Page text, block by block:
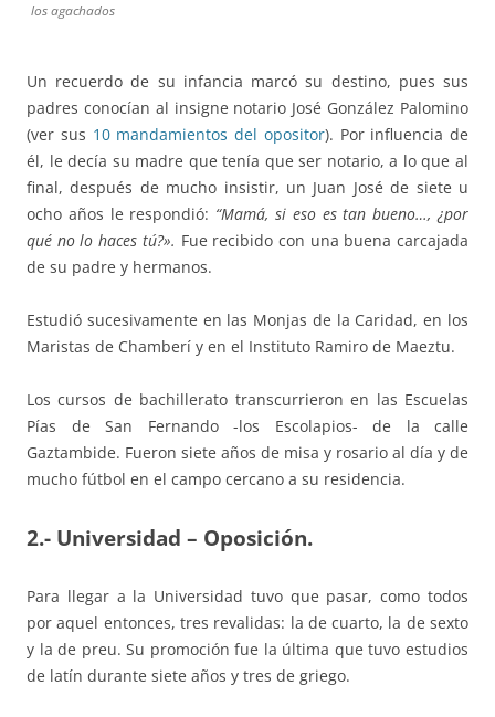
los agachados
Un recuerdo de su infancia marcó su destino, pues sus
padres conocían al insigne notario José González Palomino
(ver sus 10 mandamientos del opositor). Por influencia de
él, le decía su madre que tenía que ser notario, a lo que al
final, después de mucho insistir, un Juan José de siete u
ocho años le respondió: “Mamá, si eso es tan bueno…, ¿por
qué no lo haces tú?». Fue recibido con una buena carcajada
de su padre y hermanos.
Estudió sucesivamente en las Monjas de la Caridad, en los
Maristas de Chamberí y en el Instituto Ramiro de Maeztu.
Los cursos de bachillerato transcurrieron en las Escuelas
Pías de San Fernando -los Escolapios- de la calle
Gaztambide. Fueron siete años de misa y rosario al día y de
mucho fútbol en el campo cercano a su residencia.
2.- Universidad – Oposición.
Para llegar a la Universidad tuvo que pasar, como todos
por aquel entonces, tres revalidas: la de cuarto, la de sexto
y la de preu. Su promoción fue la última que tuvo estudios
de latín durante siete años y tres de griego.